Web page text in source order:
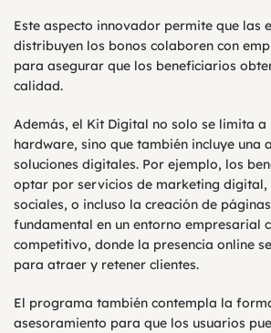
Este aspecto innovador permite que las
distribuyen los bonos colaboren con
para asegurar que los beneficiarios
calidad.
Además, el Kit Digital no solo se limita
hardware, sino que también incluye una
soluciones digitales. Por ejemplo, los
optar por servicios de marketing digital,
sociales, o incluso la creación de
fundamental en un entorno empresarial
competitivo, donde la presencia online
para atraer y retener clientes.
El programa también contempla la
asesoramiento para que los usuarios